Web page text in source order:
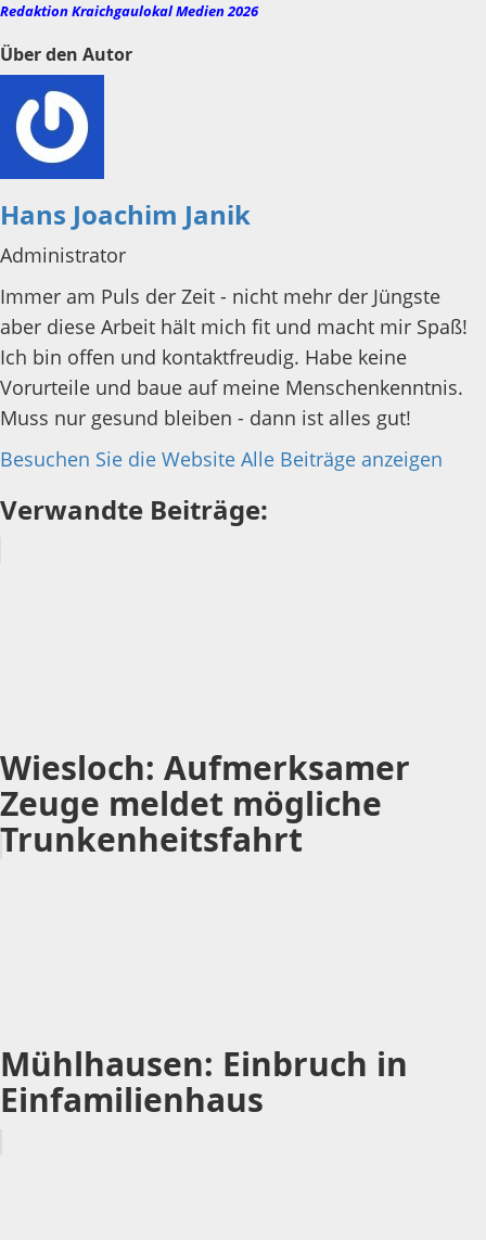
Redaktion Kraichgaulokal Medien 2026
Über den Autor
Hans Joachim Janik
Administrator
Immer am Puls der Zeit - nicht mehr der Jüngste
aber diese Arbeit hält mich fit und macht mir Spaß!
Ich bin offen und kontaktfreudig. Habe keine
Vorurteile und baue auf meine Menschenkenntnis.
Muss nur gesund bleiben - dann ist alles gut!
Besuchen Sie die Website Alle Beiträge anzeigen
Verwandte Beiträge:
Wiesloch: Aufmerksamer
Zeuge meldet mögliche
Trunkenheitsfahrt
Mühlhausen: Einbruch in
Einfamilienhaus